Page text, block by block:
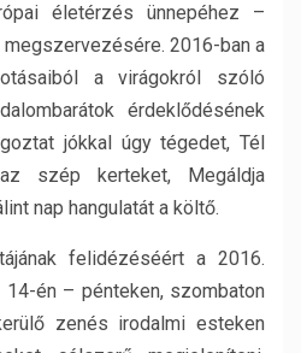
életérzés ünnepéhez –
2016-ban a
a virágokról szóló
érdeklődésének
jókkal úgy tégedet, Tél
szép kerteket, Megáldja
nap hangulatát a költő.
felidézéséért a 2016.
én – pénteken, szombaton
zenés irodalmi esteken